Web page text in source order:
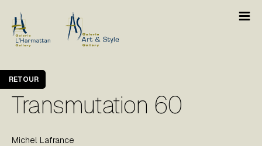
Transmutation 60
Michel Lafrance
RETOUR